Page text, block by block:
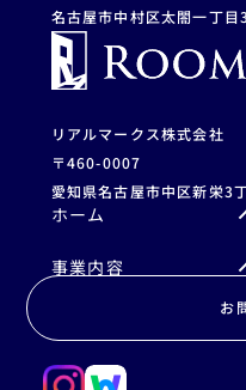
名古屋市中村区太閤一丁目
リアルマークス株式会社
〒460-0007
愛知県名古屋市中区新栄3
ホーム
事業内容
お